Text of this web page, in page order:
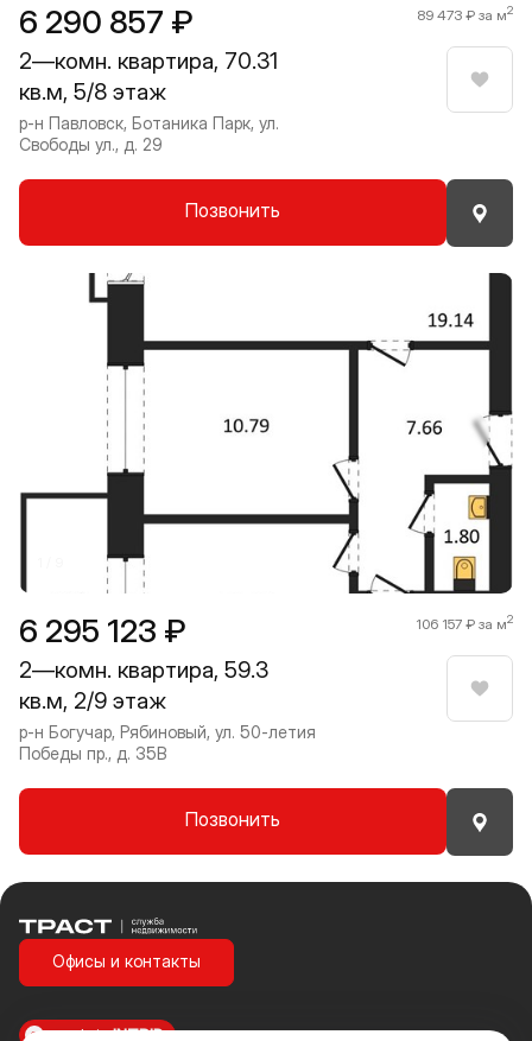
6 290 857 ₽ 89 473 ₽ за м2
2—комн. квартира, 70.31
кв.м, 5/8 этаж
р-н Павловск, Ботаника Парк, ул.
Свободы ул., д. 29
Позвонить
6 295 123 ₽ 106 157 ₽ за м2
2—комн. квартира, 59.3
кв.м, 2/9 этаж
р-н Богучар, Рябиновый, ул. 50-летия
Победы пр., д. 35В
Позвонить
Прокрутить влево
Траст | Служба недвижимости
Офисы и контакты
made inINTRID